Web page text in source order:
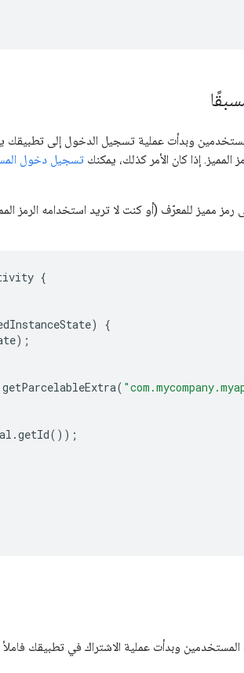
وبدأت عملية تسجيل الدخول إلى تطبيقك
إذا كان الأمر كذلك، يمكنك تسجيل دخول
مميز للمعرّف (أو كنت لا تريد استخدامه الرمز
{
)
{
);
getParcelableExtra(
.getId());
المستخدمين وبدأت عملية الاشتراك في تطبيقك